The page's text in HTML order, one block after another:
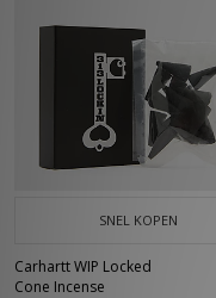
SNEL KOPEN
Carhartt WIP Locked
Cone Incense